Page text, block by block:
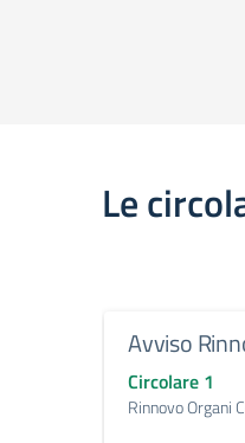
Le
Avviso
Circolare 1
Rinnovo Organi